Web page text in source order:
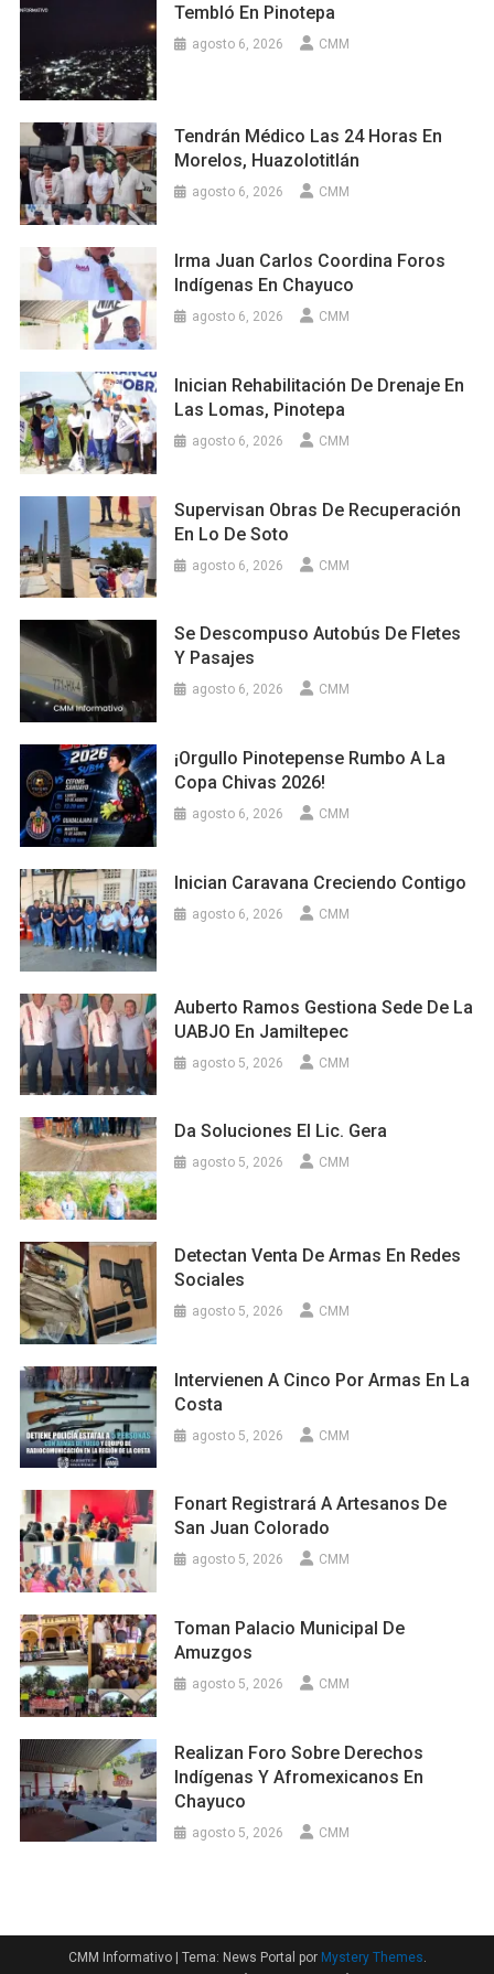
Tembló En Pinotepa
agosto 6, 2026 CMM
Tendrán Médico Las 24 Horas En
Morelos, Huazolotitlán
agosto 6, 2026 CMM
Irma Juan Carlos Coordina Foros
Indígenas En Chayuco
agosto 6, 2026 CMM
Inician Rehabilitación De Drenaje En
Las Lomas, Pinotepa
agosto 6, 2026 CMM
Supervisan Obras De Recuperación
En Lo De Soto
agosto 6, 2026 CMM
Se Descompuso Autobús De Fletes
Y Pasajes
agosto 6, 2026 CMM
¡Orgullo Pinotepense Rumbo A La
Copa Chivas 2026!
agosto 6, 2026 CMM
Inician Caravana Creciendo Contigo
agosto 6, 2026 CMM
Auberto Ramos Gestiona Sede De La
UABJO En Jamiltepec
agosto 5, 2026 CMM
Da Soluciones El Lic. Gera
agosto 5, 2026 CMM
Detectan Venta De Armas En Redes
Sociales
agosto 5, 2026 CMM
Intervienen A Cinco Por Armas En La
Costa
agosto 5, 2026 CMM
Fonart Registrará A Artesanos De
San Juan Colorado
agosto 5, 2026 CMM
Toman Palacio Municipal De
Amuzgos
agosto 5, 2026 CMM
Realizan Foro Sobre Derechos
Indígenas Y Afromexicanos En
Chayuco
agosto 5, 2026 CMM
CMM Informativo Tema: News Portal por Mystery Themes.